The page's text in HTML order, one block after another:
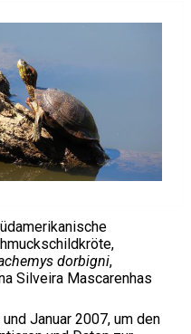
dorbigni,
Silveira Mascarenhas
Januar 2007, um den